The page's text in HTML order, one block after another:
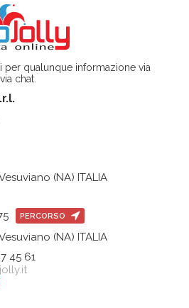
per qualunque informazione via
chat.
(NA) ITALIA
PERCORSO
(NA) ITALIA
45 61